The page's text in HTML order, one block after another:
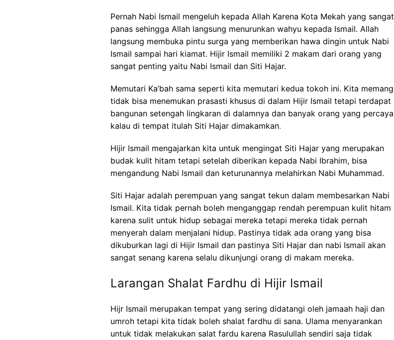
Pernah Nabi Ismail mengeluh kepada Allah Karena Kota Mekah yang sangat
panas sehingga Allah langsung menurunkan wahyu kepada Ismail. Allah
langsung membuka pintu surga yang memberikan hawa dingin untuk Nabi
Ismail sampai hari kiamat. Hijir Ismail memiliki 2 makam dari orang yang
sangat penting yaitu Nabi Ismail dan Siti Hajar.
Memutari Ka’bah sama seperti kita memutari kedua tokoh ini. Kita memang
tidak bisa menemukan prasasti khusus di dalam Hijir Ismail tetapi terdapat
bangunan setengah lingkaran di dalamnya dan banyak orang yang percaya
kalau di tempat itulah Siti Hajar dimakamkan.
Hijir Ismail mengajarkan kita untuk mengingat Siti Hajar yang merupakan
budak kulit hitam tetapi setelah diberikan kepada Nabi Ibrahim, bisa
mengandung Nabi Ismail dan keturunannya melahirkan Nabi Muhammad.
Siti Hajar adalah perempuan yang sangat tekun dalam membesarkan Nabi
Ismail. Kita tidak pernah boleh menganggap rendah perempuan kulit hitam
karena sulit untuk hidup sebagai mereka tetapi mereka tidak pernah
menyerah dalam menjalani hidup. Pastinya tidak ada orang yang bisa
dikuburkan lagi di Hijir Ismail dan pastinya Siti Hajar dan nabi Ismail akan
sangat senang karena selalu dikunjungi orang di makam mereka.
Larangan Shalat Fardhu di Hijir Ismail
Hijr Ismail merupakan tempat yang sering didatangi oleh jamaah haji dan
umroh tetapi kita tidak boleh shalat fardhu di sana. Ulama menyarankan
untuk tidak melakukan salat fardu karena Rasulullah sendiri saja tidak